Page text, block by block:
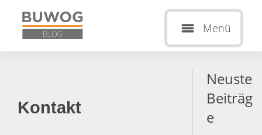
Menü
Kontakt
Neuste
Beiträg
e